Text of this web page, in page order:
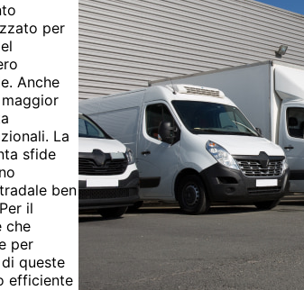
per
Anche
La
sfide
ben
il
che
per
queste
efficiente